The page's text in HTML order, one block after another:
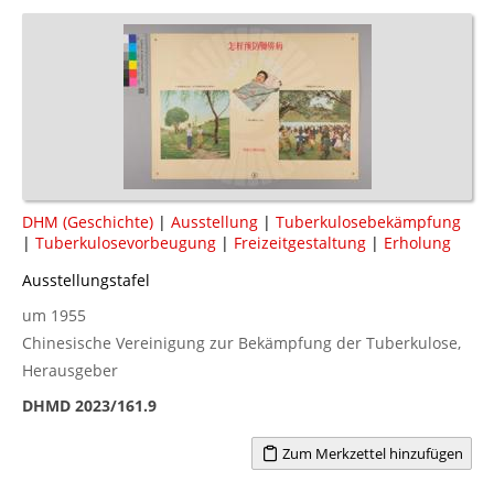
DHM (Geschichte) | Ausstellung | Tuberkulosebekämpfung
| Tuberkulosevorbeugung | Freizeitgestaltung | Erholung
Ausstellungstafel
um 1955
Chinesische Vereinigung zur Bekämpfung der Tuberkulose,
Herausgeber
DHMD 2023/161.9
Zum Merkzettel hinzufügen